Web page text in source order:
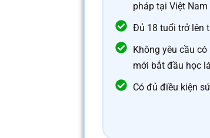
pháp tại Việt Nam
Đủ 18 tuổi trở lên
Không yêu cầu
mới bắt đầu học
Có đủ điều kiện